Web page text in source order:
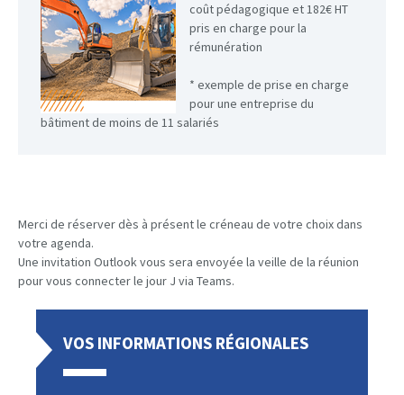
coût pédagogique et 182€ HT
pris en charge pour la
rémunération
* exemple de prise en charge
pour une entreprise du
bâtiment de moins de 11 salariés
Merci de réserver dès à présent le créneau de votre choix dans
votre agenda.
Une invitation Outlook vous sera envoyée la veille de la réunion
pour vous connecter le jour J via Teams.
VOS INFORMATIONS RÉGIONALES